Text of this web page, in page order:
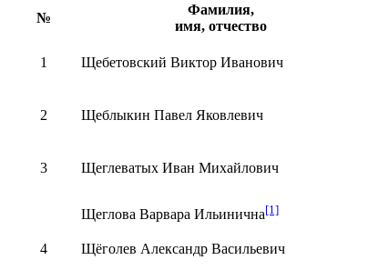
№
Фамилия,
имя, отчество
1 Щебетовский Виктор Иванович
2 Щеблыкин Павел Яковлевич
3 Щеглеватых Иван Михайлович
Щеглова Варвара Ильинична[1]
4 Щёголев Александр Васильевич